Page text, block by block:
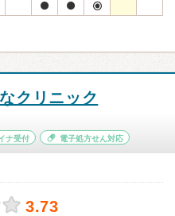
クリニック
ナ受付 電子処方せん対応
3.73